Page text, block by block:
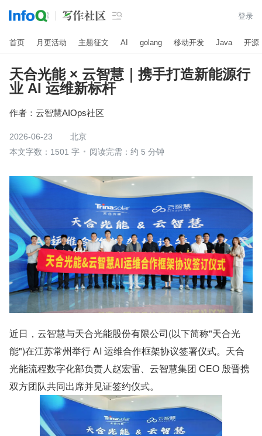
 登录
首页 月更活动 主题征文 AI golang 移动开发 Java 开源
天合光能 × 云智慧｜携手打造新能源行
业 AI 运维新标杆
作者： 云智慧AIOps社区
2026-06-23
北京
本文字数：1501 字
阅读完需：约 5 分钟
近日，云智慧与天合光能股份有限公司(以下简称"天合光
能")在江苏常州举行 AI 运维合作框架协议签署仪式。天合
光能流程数字化部负责人赵宏雷、云智慧集团 CEO 殷晋携
双方团队共同出席并见证签约仪式。